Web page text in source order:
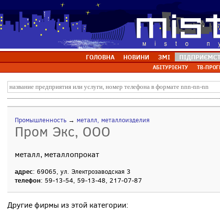
ГОЛОВНА НОВИНИ ЗМІ
АБІТУРІЄНТУ ТВ-
Промышленность → металл, металлоизделия
Пром Экс, ООО
металл, металлопрокат
адрес: 69065, ул. Электрозаводская 3
телефон: 59-13-54, 59-13-48, 217-07-87
Другие фирмы из этой категории: